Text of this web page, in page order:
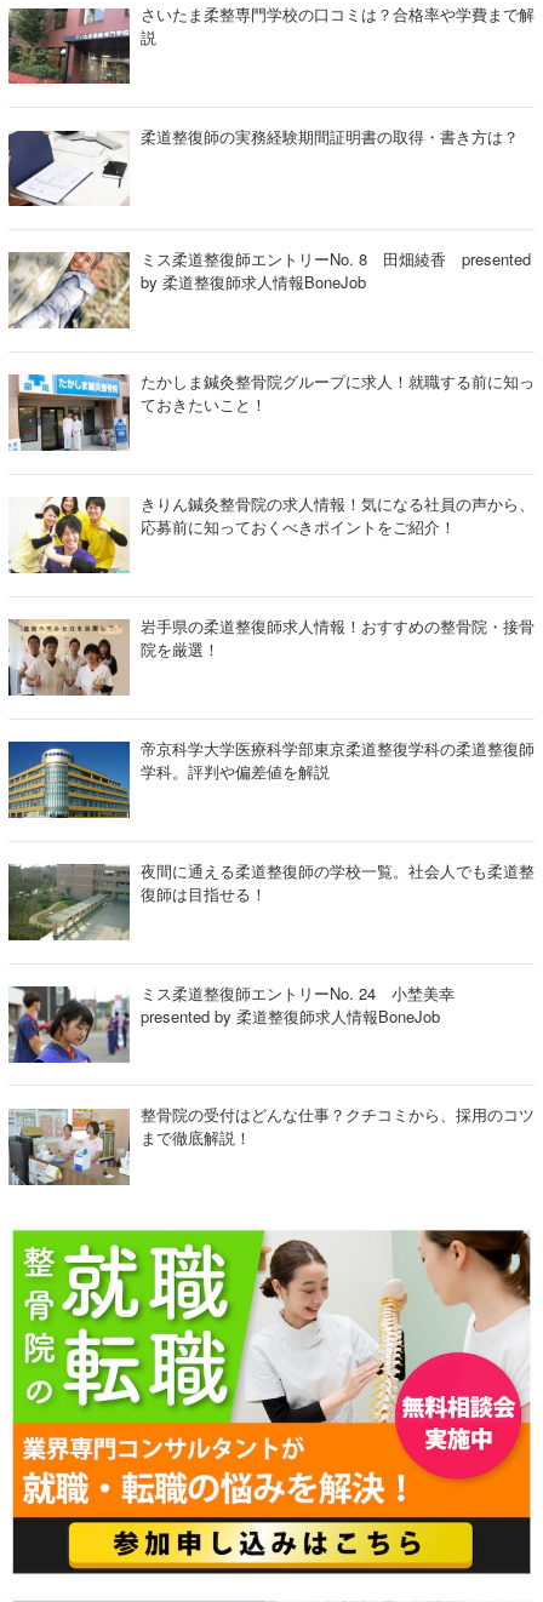
さいたま柔整専門学校の口コミは？合格率や学費まで解
説
柔道整復師の実務経験期間証明書の取得・書き方は？
ミス柔道整復師エントリーNo. 8 田畑綾香 presented
by 柔道整復師求人情報BoneJob
たかしま鍼灸整骨院グループに求人！就職する前に知っ
ておきたいこと！
きりん鍼灸整骨院の求人情報！気になる社員の声から、
応募前に知っておくべきポイントをご紹介！
岩手県の柔道整復師求人情報！おすすめの整骨院・接骨
院を厳選！
帝京科学大学医療科学部東京柔道整復学科の柔道整復師
学科。評判や偏差値を解説
夜間に通える柔道整復師の学校一覧。社会人でも柔道整
復師は目指せる！
ミス柔道整復師エントリーNo. 24 小埜美幸
presented by 柔道整復師求人情報BoneJob
整骨院の受付はどんな仕事？クチコミから、採用のコツ
まで徹底解説！